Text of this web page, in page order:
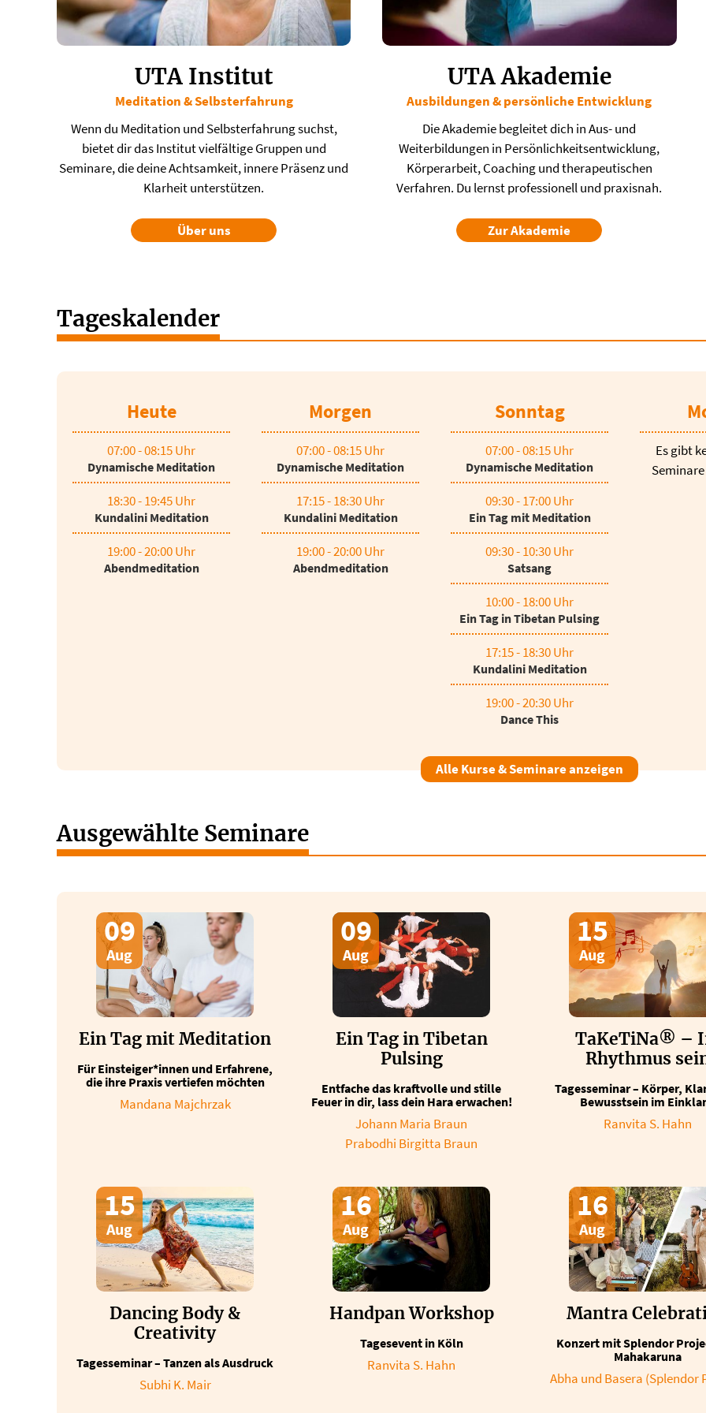
UTA Institut
Meditation & Selbsterfahrung
Wenn du Meditation und Selbsterfahrung suchst,
bietet dir das Institut vielfältige Gruppen und
Seminare, die deine Achtsamkeit, innere Präsenz und
Klarheit unterstützen.
Über uns
UTA Akademie
Ausbildungen & persönliche Entwicklung
​Die Akademie begleitet dich in Aus- und
Weiterbildungen in Persönlichkeitsentwicklung,
Körperarbeit, Coaching und therapeutischen
Verfahren. Du lernst professionell und praxisnah.
Zur Akademie
Tageskalender
Heute
07:00 - 08:15 Uhr
Dynamische Meditation
18:30 - 19:45 Uhr
Kundalini Meditation
19:00 - 20:00 Uhr
Abendmeditation
Morgen
07:00 - 08:15 Uhr
Dynamische Meditation
17:15 - 18:30 Uhr
Kundalini Meditation
19:00 - 20:00 Uhr
Abendmeditation
Sonntag
07:00 - 08:15 Uhr
Dynamische Meditation
09:30 - 17:00 Uhr
Ein Tag mit Meditation
09:30 - 10:30 Uhr
Satsang
10:00 - 18:00 Uhr
Ein Tag in Tibetan Pulsing
17:15 - 18:30 Uhr
Kundalini Meditation
19:00 - 20:30 Uhr
Dance This
Es gibt
Alle Kurse & Seminare anzeigen
Ausgewählte Seminare
09
Aug
Ein Tag mit Meditation
Für Einsteiger*innen und Erfahrene,
die ihre Praxis vertiefen möchten
Mandana Majchrzak
09
Aug
Ein Tag in Tibetan
Pulsing
Entfache das kraftvolle und stille
Feuer in dir, lass dein Hara erwachen!
Johann Maria Braun
Prabodhi Birgitta Braun
15
Aug
TaKeTiNa® –
Rhythmus
Tagesseminar – Körper,
Bewusstsein im
Ranvita S. Hahn
15
Aug
Dancing Body &
Creativity
Tagesseminar – Tanzen als Ausdruck
Subhi K. Mair
16
Aug
Handpan Workshop
Tagesevent in Köln
Ranvita S. Hahn
16
Aug
Mantra
Konzert mit Splendor
Mahakaruna
Abha und Basera (Splendor